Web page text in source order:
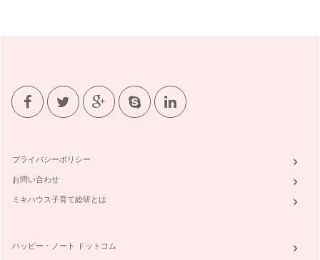
プライバシーポリシー
お問い合わせ
ミキハウス子育て総研とは
ハッピー・ノート ドットコム